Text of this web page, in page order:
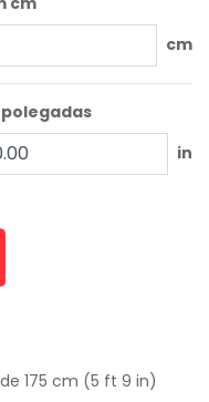
cm
in
175 cm (5 ft 9 in)